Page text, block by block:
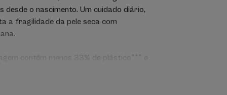
o nascimento. Um cuidado diário,
a fragilidade da pele seca com
contêm menos 33% de plástico*** e